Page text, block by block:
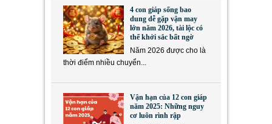
4 con giáp sống bao
dung dễ gặp vận may
lớn năm 2026, tài lộc có
thể khởi sắc bất ngờ
Năm 2026 được cho là
thời điểm nhiều chuyển...
Vận hạn của 12 con giáp
năm 2025: Những nguy
cơ luôn rình rập